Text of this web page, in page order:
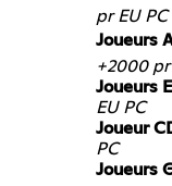
pr EU PC
Joueurs
+2000 pr
Joueurs
EU PC
Joueur
PC
Joueurs